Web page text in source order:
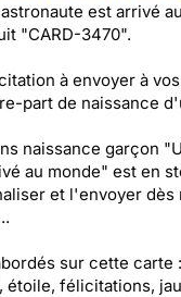
est arrivé
"CARD-3470".
à envoyer à
part de naissance
naissance garçon
au monde" est en
et l'envoyer dès
sur cette carte
étoile, félicitations,